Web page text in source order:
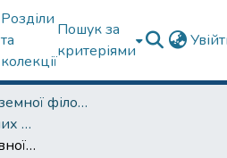
Розділи
та
колекції
Пошук за
критеріями
Кафедра іноземної філології
Анотації до дипломних робіт
Формування іншомовної соціокультурної компетенції учнів основної школи за допомогою методу проектів